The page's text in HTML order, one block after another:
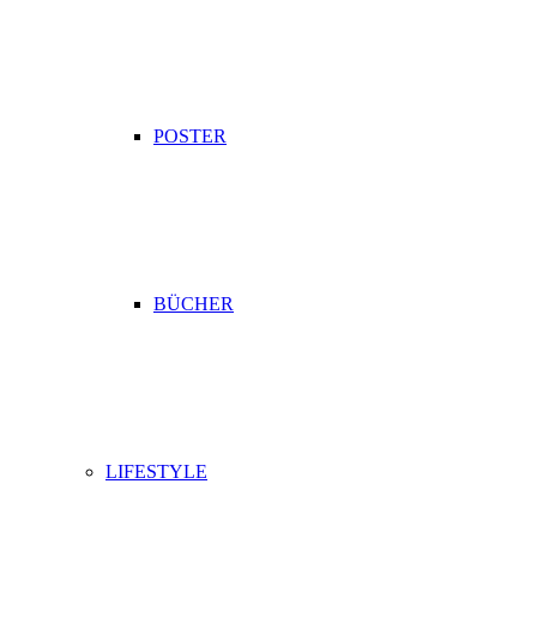
POSTER
BÜCHER
LIFESTYLE